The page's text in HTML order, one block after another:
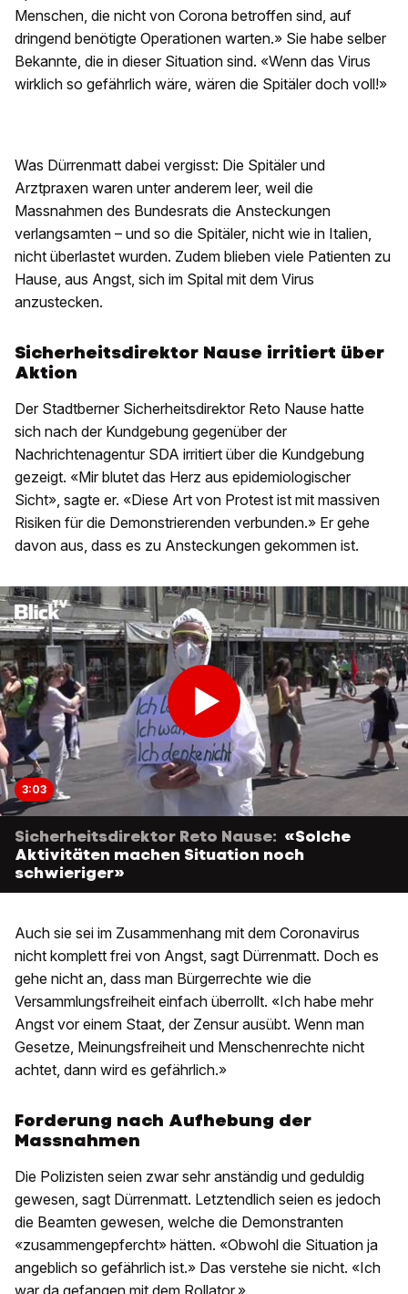
Menschen, die nicht von Corona betroffen sind, auf
dringend benötigte Operationen warten.» Sie habe selber
Bekannte, die in dieser Situation sind. «Wenn das Virus
wirklich so gefährlich wäre, wären die Spitäler doch voll!»
Was Dürrenmatt dabei vergisst: Die Spitäler und
Arztpraxen waren unter anderem leer, weil die
Massnahmen des Bundesrats die Ansteckungen
verlangsamten – und so die Spitäler, nicht wie in Italien,
nicht überlastet wurden. Zudem blieben viele Patienten zu
Hause, aus Angst, sich im Spital mit dem Virus
anzustecken.
Sicherheitsdirektor Nause irritiert über
Aktion
Der Stadtberner Sicherheitsdirektor Reto Nause hatte
sich nach der Kundgebung gegenüber der
Nachrichtenagentur SDA irritiert über die Kundgebung
gezeigt. «Mir blutet das Herz aus epidemiologischer
Sicht», sagte er. «Diese Art von Protest ist mit massiven
Risiken für die Demonstrierenden verbunden.» Er gehe
davon aus, dass es zu Ansteckungen gekommen ist.
3:03
Sicherheitsdirektor Reto Nause: «Solche
Aktivitäten machen Situation noch
schwieriger»
Auch sie sei im Zusammenhang mit dem Coronavirus
nicht komplett frei von Angst, sagt Dürrenmatt. Doch es
gehe nicht an, dass man Bürgerrechte wie die
Versammlungsfreiheit einfach überrollt. «Ich habe mehr
Angst vor einem Staat, der Zensur ausübt. Wenn man
Gesetze, Meinungsfreiheit und Menschenrechte nicht
achtet, dann wird es gefährlich.»
Forderung nach Aufhebung der
Massnahmen
Die Polizisten seien zwar sehr anständig und geduldig
gewesen, sagt Dürrenmatt. Letztendlich seien es jedoch
die Beamten gewesen, welche die Demonstranten
«zusammengepfercht» hätten. «Obwohl die Situation ja
angeblich so gefährlich ist.» Das verstehe sie nicht. «Ich